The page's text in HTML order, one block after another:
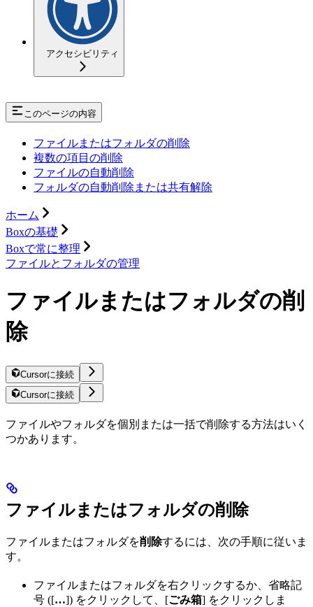
アクセシビリティ
このページの内容
ファイルまたはフォルダの削除
複数の項目の削除
ファイルの自動削除
フォルダの自動削除または共有解除
ホーム
Boxの基礎
Boxで常に整理
ファイルとフォルダの管理
ファイルまたはフォルダの削
除
Cursorに接続
Cursorに接続
ファイルやフォルダを個別または一括で削除する方法はいく
つかあります。
ファイルまたはフォルダの削除
ファイルまたはフォルダを削除するには、次の手順に従いま
す。
ファイルまたはフォルダを右クリックするか、省略記
号 ([…]) をクリックして、[ごみ箱] をクリックしま